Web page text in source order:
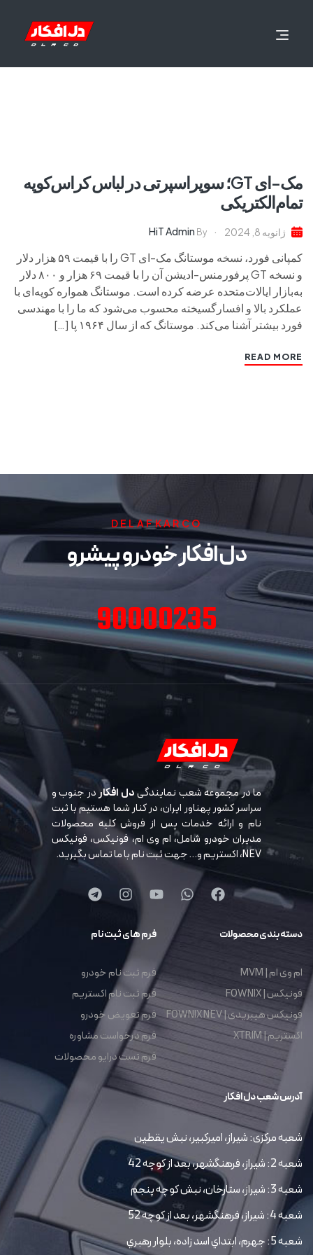
مک-ای GT؛ سوپراسپرتی در لباس کراس‌کوپه
تمام‌الکتریکی
ژانویه 8, 2024 By
HiT Admin
کمپانی فورد، نسخه موستانگ مک‌-ای GT را با قیمت ۵۹ هزار دلار
و نسخه GT پرفورمنس-ادیشن آن را با قیمت ۶۹ هزار و ۸۰۰ دلار
به‌بازار ایالات‌متحده عرضه کرده است. موستانگ همواره کوپه‌ای با
عملکرد بالا و افسارگسیخته‌ محسوب می‌شود که ما را با مهندسی
فورد بیشتر آشنا می‌کند. موستانگ که از سال ۱۹۶۴ پا […]
READ MORE
DELAFKARCO
دل افکار خودرو پیشرو
90000235
ما در مجموعه شعب نمایندگیدل افکاردر جنوب و
سراسر کشور پهناور ایران، در کنار شما هستیم با ثبت
نام و ارائه خدمات پس از فروش کلیه محصولات
مدیران خودرو شامل، ام وی ام، فونیکس، فونیکس
NEV، اکستریم و… جهت ثبت نام با ما تماس بگیرید.
دسته بندی محصولات
ام وی ام | MVM
فونیکس | FOWNIX
فونیکس هیبریدی | FOWNIX NEV
اکستریم | XTRIM
فرم های ثبت نام
فرم ثبت نام خودرو
فرم ثبت نام اکستریم
فرم تعویض خودرو
فرم درخواست مشاوره
فرم تست درایو محصولات
آدرس شعب دل افکار
شعبه مرکزی: شیراز، امیرکبیر، نبش یقطین
شعبه 2: شیراز، فرهنگشهر، بعد از کوچه 42
شعبه 3: شیراز، ستارخان، نبش کوچه پنجم
شعبه 4: شیراز، فرهنگشهر، بعد از کوچه 52
شعبه 5: جهرم، ابتداي اسد زاده، بلوار رهبري